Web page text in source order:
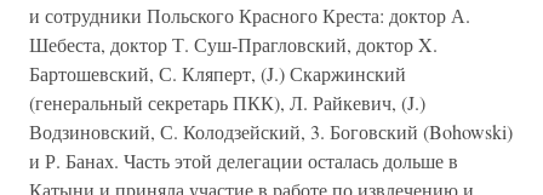
и сотрудники Польского Красного Креста: доктор А.
Шебеста, доктор Т. Суш-Прагловский, доктор X.
Бартошевский, С. Кляперт, (J.) Скаржинский
(генеральный секретарь ПКК), Л. Райкевич, (J.)
Водзиновский, С. Колодзейский, 3. Боговский (Bohowski)
и Р. Банах. Часть этой делегации осталась дольше в
Катыни и приняла участие в работе по извлечению и